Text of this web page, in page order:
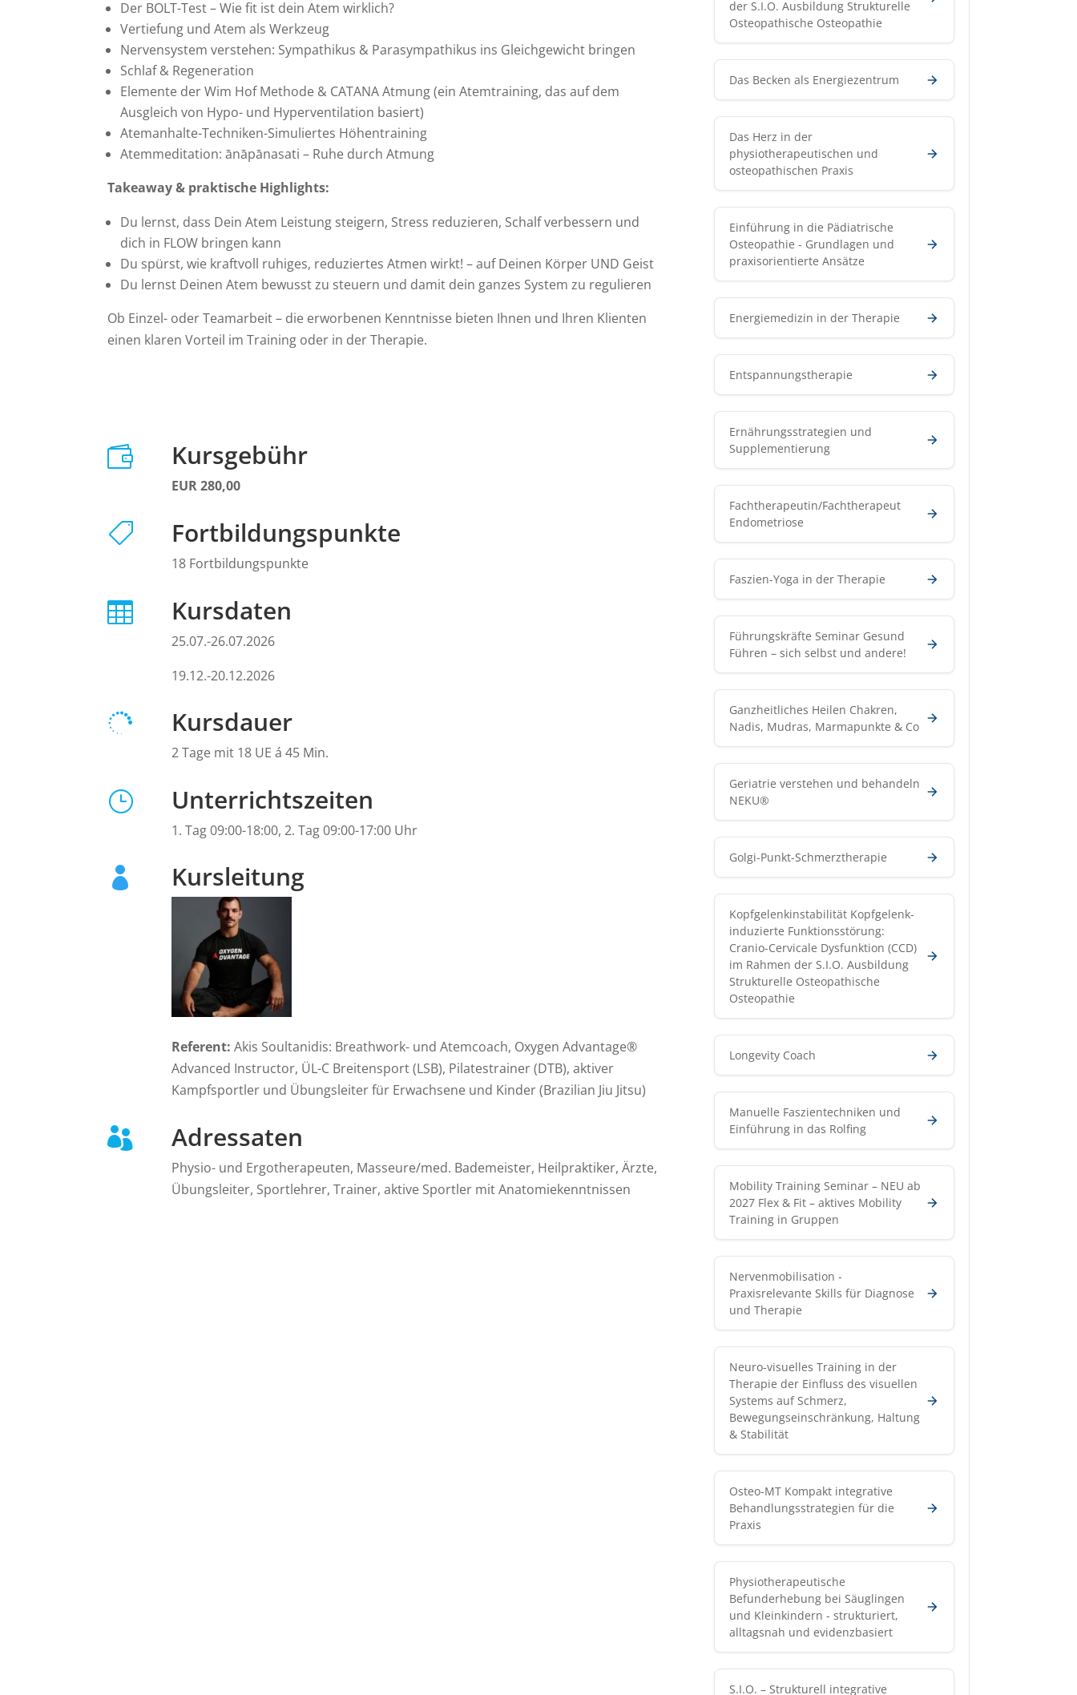
Der BOLT-Test – Wie fit ist dein Atem wirklich?
Vertiefung und Atem als Werkzeug
Nervensystem verstehen: Sympathikus & Parasympathikus ins Gleichgewicht bringen
Schlaf & Regeneration
Elemente der Wim Hof Methode & CATANA Atmung (ein Atemtraining, das auf dem
Ausgleich von Hypo- und Hyperventilation basiert)
Atemanhalte-Techniken-Simuliertes Höhentraining
Atemmeditation: ānāpānasati – Ruhe durch Atmung
Takeaway & praktische Highlights:
Du lernst, dass Dein Atem Leistung steigern, Stress reduzieren, Schalf verbessern und
dich in FLOW bringen kann
Du spürst, wie kraftvoll ruhiges, reduziertes Atmen wirkt! – auf Deinen Körper UND Geist
Du lernst Deinen Atem bewusst zu steuern und damit dein ganzes System zu regulieren
Ob Einzel- oder Teamarbeit – die erworbenen Kenntnisse bieten Ihnen und Ihren Klienten
einen klaren Vorteil im Training oder in der Therapie.
 Kursgebühr
EUR 280,00
 Fortbildungspunkte
18 Fortbildungspunkte
 Kursdaten
25.07.-26.07.2026
19.12.-20.12.2026
 Kursdauer
2 Tage mit 18 UE á 45 Min.
} Unterrichtszeiten
1. Tag 09:00-18:00, 2. Tag 09:00-17:00 Uhr
 Kursleitung
Referent:Akis Soultanidis: Breathwork- und Atemcoach, Oxygen Advantage®
Advanced Instructor, ÜL-C Breitensport (LSB), Pilatestrainer (DTB), aktiver
Kampfsportler und Übungsleiter für Erwachsene und Kinder (Brazilian Jiu Jitsu)
 Adressaten
Physio- und Ergotherapeuten, Masseure/med. Bademeister, Heilpraktiker, Ärzte,
Übungsleiter, Sportlehrer, Trainer, aktive Sportler mit Anatomiekenntnissen
der S.I.O. Ausbildung Strukturelle
Osteopathische Osteopathie
Das Becken als Energiezentrum
Das Herz in der
physiotherapeutischen und
osteopathischen Praxis
Einführung in die Pädiatrische
Osteopathie - Grundlagen und
praxisorientierte Ansätze
Energiemedizin in der Therapie
Entspannungstherapie
Ernährungsstrategien und
Supplementierung
Fachtherapeutin/Fachtherapeut
Endometriose
Faszien-Yoga in der Therapie
Führungskräfte Seminar Gesund
Führen – sich selbst und andere!
Ganzheitliches Heilen Chakren,
Nadis, Mudras, Marmapunkte & Co
Geriatrie verstehen und behandeln
NEKU®
Golgi-Punkt-Schmerztherapie
Kopfgelenkinstabilität Kopfgelenk-
induzierte Funktionsstörung:
Cranio-Cervicale Dysfunktion (CCD)
im Rahmen der S.I.O. Ausbildung
Strukturelle Osteopathische
Osteopathie
Longevity Coach
Manuelle Faszientechniken und
Einführung in das Rolfing
Mobility Training Seminar – NEU ab
2027 Flex & Fit – aktives Mobility
Training in Gruppen
Nervenmobilisation -
Praxisrelevante Skills für Diagnose
und Therapie
Neuro-visuelles Training in der
Therapie der Einfluss des visuellen
Systems auf Schmerz,
Bewegungseinschränkung, Haltung
& Stabilität
Osteo-MT Kompakt integrative
Behandlungsstrategien für die
Praxis
Physiotherapeutische
Befunderhebung bei Säuglingen
und Kleinkindern - strukturiert,
alltagsnah und evidenzbasiert
S.I.O. – Strukturell integrative